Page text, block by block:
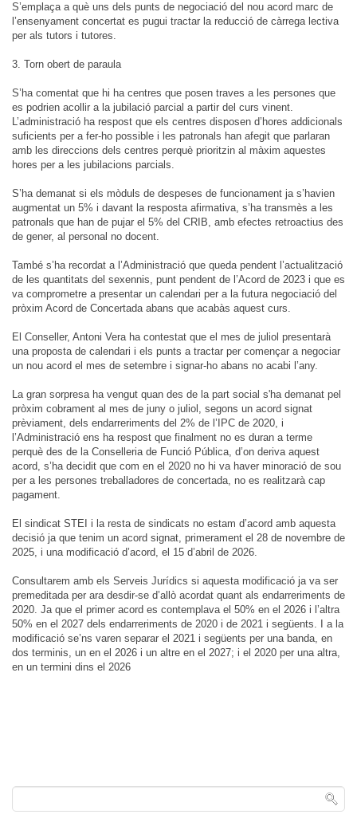
S’emplaça a què uns dels punts de negociació del nou acord marc de
l’ensenyament concertat es pugui tractar la reducció de càrrega lectiva
per als tutors i tutores.
3. Torn obert de paraula
S’ha comentat que hi ha centres que posen traves a les persones que
es podrien acollir a la jubilació parcial a partir del curs vinent.
L’administració ha respost que els centres disposen d’hores addicionals
suficients per a fer-ho possible i les patronals han afegit que parlaran
amb les direccions dels centres perquè prioritzin al màxim aquestes
hores per a les jubilacions parcials.
S’ha demanat si els mòduls de despeses de funcionament ja s’havien
augmentat un 5% i davant la resposta afirmativa, s’ha transmès a les
patronals que han de pujar el 5% del CRIB, amb efectes retroactius des
de gener, al personal no docent.
També s’ha recordat a l’Administració que queda pendent l’actualització
de les quantitats del sexennis, punt pendent de l’Acord de 2023 i que es
va comprometre a presentar un calendari per a la futura negociació del
pròxim Acord de Concertada abans que acabàs aquest curs.
El Conseller, Antoni Vera ha contestat que el mes de juliol presentarà
una proposta de calendari i els punts a tractar per començar a negociar
un nou acord el mes de setembre i signar-ho abans no acabi l’any.
La gran sorpresa ha vengut quan des de la part social s'ha demanat pel
pròxim cobrament al mes de juny o juliol, segons un acord signat
prèviament, dels endarreriments del 2% de l’IPC de 2020, i
l’Administració ens ha respost que finalment no es duran a terme
perquè des de la Conselleria de Funció Pública, d’on deriva aquest
acord, s’ha decidit que com en el 2020 no hi va haver minoració de sou
per a les persones treballadores de concertada, no es realitzarà cap
pagament.
El sindicat STEI i la resta de sindicats no estam d’acord amb aquesta
decisió ja que tenim un acord signat, primerament el 28 de novembre de
2025, i una modificació d’acord, el 15 d’abril de 2026.
Consultarem amb els Serveis Jurídics si aquesta modificació ja va ser
premeditada per ara desdir-se d’allò acordat quant als endarreriments de
2020. Ja que el primer acord es contemplava el 50% en el 2026 i l’altra
50% en el 2027 dels endarreriments de 2020 i de 2021 i següents. I a la
modificació se’ns varen separar el 2021 i següents per una banda, en
dos terminis, un en el 2026 i un altre en el 2027; i el 2020 per una altra,
en un termini dins el 2026